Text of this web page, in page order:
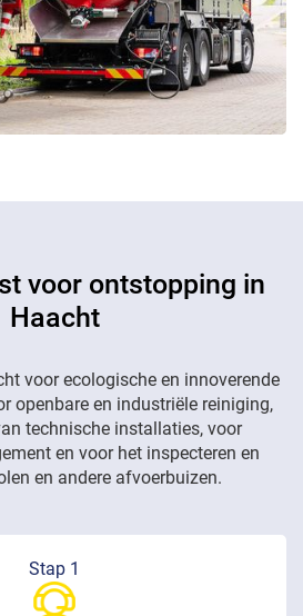
voor ontstopping in
Haacht
voor ecologische en innoverende
openbare en industriële reiniging,
technische installaties, voor
en voor het inspecteren en
en andere afvoerbuizen.
Stap 1